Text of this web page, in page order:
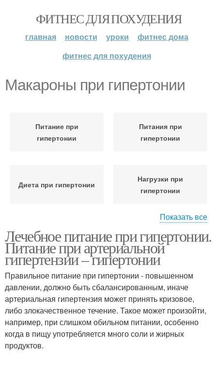
ФИТНЕС ДЛЯ ПОХУДЕНИЯ
главная новости уроки
фитнес дома
фитнес для похудения
Макароны при гипертонии
Питание при
гипертонии
Питания при
гипертонии
Диета при гипертонии
Нагрузки при
гипертонии
Продукты при
гипертонии
Показать все
Лечебное питание при гипертонии.
Питание при артериальной
гипертензии – гипертонии
Правильное питание при гипертонии - повышенном
давлении, должно быть сбалансированным, иначе
артериальная гипертензия может принять кризовое,
либо злокачественное течение. Такое может произойти,
например, при слишком обильном питании, особенно
когда в пищу употребляется много соли и жирных
продуктов.